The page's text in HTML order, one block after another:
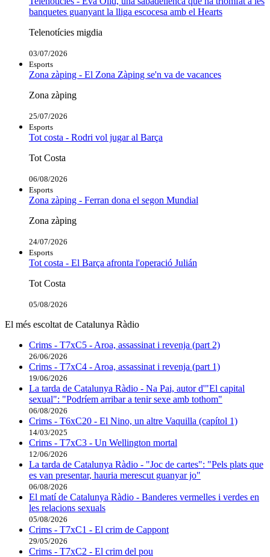
banquetes guanyant la lliga escocesa amb el Hearts
Telenotícies migdia
03/07/2026
Esports
Zona zàping - El Zona Zàping se'n va de vacances
Zona zàping
25/07/2026
Esports
Tot costa - Rodri vol jugar al Barça
Tot Costa
06/08/2026
Esports
Zona zàping - Ferran dona el segon Mundial
Zona zàping
24/07/2026
Esports
Tot costa - El Barça afronta l'operació Julián
Tot Costa
05/08/2026
El més escoltat de Catalunya Ràdio
Crims - T7xC5 - Aroa, assassinat i revenja (part 2)
26/06/2026
Crims - T7xC4 - Aroa, assassinat i revenja (part 1)
19/06/2026
La tarda de Catalunya Ràdio - Na Pai, autor d'"El capital
sexual": "Podríem arribar a tenir sexe amb tothom"
06/08/2026
Crims - T6xC20 - El Nino, un altre Vaquilla (capítol 1)
14/03/2025
Crims - T7xC3 - Un Wellington mortal
12/06/2026
La tarda de Catalunya Ràdio - "Joc de cartes": "Pels plats que
es van presentar, hauria merescut guanyar jo"
06/08/2026
El matí de Catalunya Ràdio - Banderes vermelles i verdes en
les relacions sexuals
05/08/2026
Crims - T7xC1 - El crim de Cappont
29/05/2026
Crims - T7xC2 - El crim del pou